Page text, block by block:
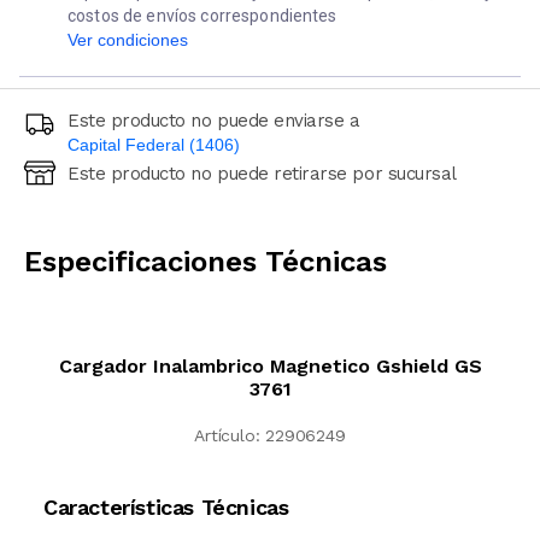
costos de envíos correspondientes
Ver condiciones
Este producto no puede enviarse a
Capital Federal (1406)
Ingresá código postal (sólo números)
Este producto no puede retirarse por sucursal
Especificaciones Técnicas
Cargador Inalambrico Magnetico Gshield GS
3761
Artículo: 22906249
Características Técnicas